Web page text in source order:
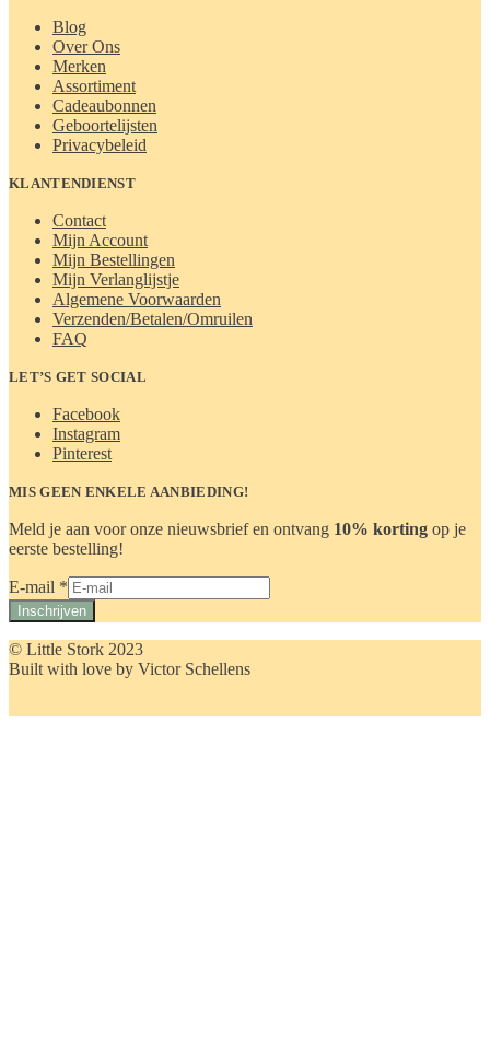
Blog
Over Ons
Merken
Assortiment
Cadeaubonnen
Geboortelijsten
Privacybeleid
KLANTENDIENST
Contact
Mijn Account
Mijn Bestellingen
Mijn Verlanglijstje
Algemene Voorwaarden
Verzenden/Betalen/Omruilen
FAQ
LET’S GET SOCIAL
Facebook
Instagram
Pinterest
MIS GEEN ENKELE AANBIEDING!
Meld je aan voor onze nieuwsbrief en ontvang 10% korting op je
eerste bestelling!
E-
mail
E-mail *
Inschrijven
© Little Stork 2023
Built with love by Victor Schellens